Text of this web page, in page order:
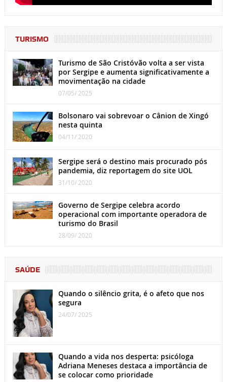
TURISMO
Turismo de São Cristóvão volta a ser vista
por Sergipe e aumenta significativamente a
movimentação na cidade
07/05/ 2025
Bolsonaro vai sobrevoar o Cânion de Xingó
nesta quinta
04/11/ 2020
Sergipe será o destino mais procurado pós
pandemia, diz reportagem do site UOL
31/10/ 2020
Governo de Sergipe celebra acordo
operacional com importante operadora de
turismo do Brasil
28/09/ 2020
SAÚDE
Quando o silêncio grita, é o afeto que nos
segura
24/07/ 2025
Quando a vida nos desperta: psicóloga
Adriana Meneses destaca a importância de
se colocar como prioridade